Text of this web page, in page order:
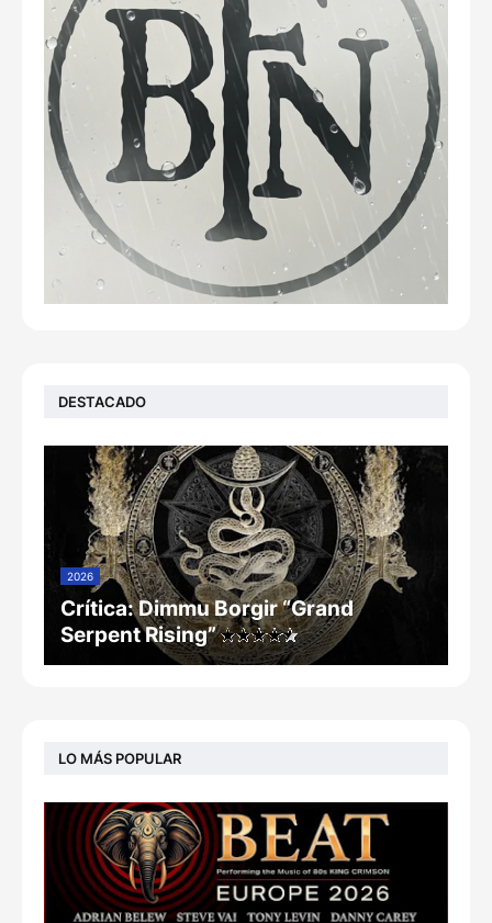
DESTACADO
2026
Crítica: Dimmu Borgir “Grand
Serpent Rising”
LO MÁS POPULAR